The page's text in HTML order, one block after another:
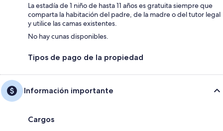
La estadía de 1 niño de hasta 11 años es gratuita siempre que
comparta la habitación del padre, de la madre o del tutor legal
y utilice las camas existentes.
No hay cunas disponibles.
Tipos de pago de la propiedad
Información importante
Cargos